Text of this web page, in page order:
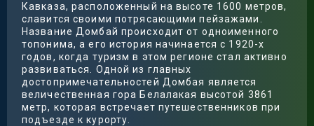
Кавказа, расположенный на высоте 1600 метров,
славится своими потрясающими пейзажами.
Название Домбай происходит от одноименного
топонима, а его история начинается с 1920-х
годов, когда туризм в этом регионе стал активно
развиваться. Одной из главных
достопримечательностей Домбая является
величественная гора Белалакая высотой 3861
метр, которая встречает путешественников при
подъезде к курорту.